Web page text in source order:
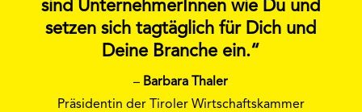
sind UnternehmerInnen wie Du und
setzen sich tagtäglich für Dich und
Deine Branche ein.“
– Barbara Thaler
Präsidentin der Tiroler Wirtschaftskammer